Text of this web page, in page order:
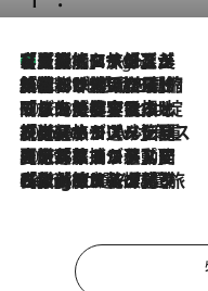
4 Hours Ago
【厳選旅コスメ】「多機能アイテムがメイン！」旅好き美容エディターが選んだ夏旅ベストコスメを発表【Mサイズジップ】
2026.8.6
「荷物が増えるほど旅ストレスは増す」美容ジャーナリストがたどり着いた最終結論。“化粧品を劇的に減らす”感動の凝縮美容とは
2026.8.6
「旅先には金髪ウィッグを持参」日本と同じメイクでは損してる!? 美容ジャーナリストが提案する“掟破りの旅美容”とは
2026.8.6
【厳選旅コスメ】「身軽さ＆UV対策重視！」ヘアアーティストshucoが選んだ夏旅ベストコスメを発表【Mサイズジップ】
2026.8.5
【厳選旅コスメ】国内をあちこち移動する河井菜摘が選んだ夏旅ベストコスメ発表！「リラックスアイテムはマスト」【Mサイズジップ】
2026.8.4
【厳選旅コスメ】「紫外線＆乾燥対策しながらメイク感も！」ヘア＆メイクGeorgeが選んだ夏旅ベストコスメを発表！【Mサイズジップ】